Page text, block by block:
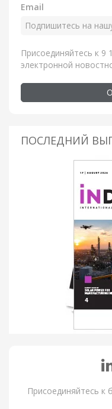
Email
Присоединяйтесь к 9
электронной
ПОСЛЕДНИЙ
Присоединяйтесь к